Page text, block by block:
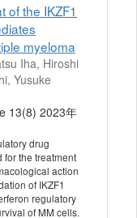
of the IKZF1
myeloma
Iha, Hiroshi
Yusuke
13(8) 2023年
drug
the treatment
action
of IKZF1
regulatory
of MM cells.